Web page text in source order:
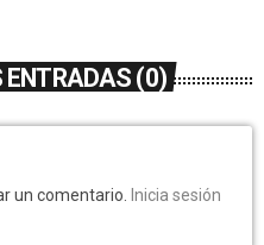
ENTRADAS (0)
un comentario.
Inicia sesión